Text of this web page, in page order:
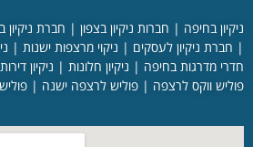
ניקיון בחיפה | חברות ניקיון בצפון | חברת ניקיון
| חברת ניקיון לעסקים | ניקוי מרצפות ישנות |
חדרי מדרגות בחיפה | ניקיון חלונות | ניקיון
פוליש ווקס לרצפה | פוליש לרצפה ישנה |